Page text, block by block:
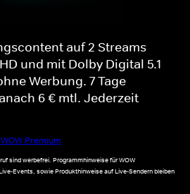
auf 2 Streams
und mit Dolby Digital 5.1
Werbung. 7 Tage
6 € mtl. Jederzeit
Premium
sind werbefrei. Programmhinweise für WOW
Events, sowie Produkthinweise auf Live-Sendern bleiben